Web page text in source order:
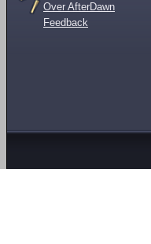
Over AfterDawn
Feedback